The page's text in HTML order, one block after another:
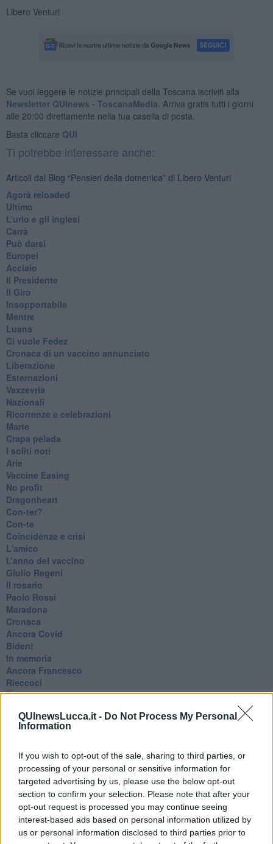
QUInewsLucca.it - Do Not Process My Personal
Information
If you wish to opt-out of the sale, sharing to third parties, or
processing of your personal or sensitive information for
targeted advertising by us, please use the below opt-out
section to confirm your selection. Please note that after your
opt-out request is processed you may continue seeing
interest-based ads based on personal information utilized by
us or personal information disclosed to third parties prior to
Libero Venturi
Se vuoi leggere le notizie principali della Toscana iscriviti alla
Newsletter QUInews - ToscanaMedia. Arriva gratis tutti i giorni
alle 20:00 direttamente nella tua casella di posta.
Basta cliccare QUI
Ti potrebbe interessare anche:
Articoli dal Blog “Pensieri della domenica” di Libero Venturi
​Agorà reloaded
Ultimo
​L’urlo e gli inglesi
Carrà
Può darsi
Europei
Acciaio
Il Presidente
​Il Giro
Insopportabile
​Mentre
Luana
​Ci vuole Fedez
​Cronaca di un vaccino annunciato
​Liberazione
Esternazioni
Vaxzevria
Nazionali
​Ricorrenze e celebrazioni
Marte
​Crapa pelada
​I soliti noti
Arie
​Vaccine Easing
No profit
Dragonheart
Con-ter?
​Con-te
Coincidenze e crisi
L'amico
​L’anno del vaccino
Giulio Regeni
​Il rosario
Paolo Rossi
Maradona
Cronaca
​Ancora Covid
​Biden!
In memoria
​Ancora Francesco
Rieccoci
Tenet
Suarez
​Il responso
Non lo so
Destino
Valdera
Commissari
L'orso
Grullaia
Spot
​Il grande vuoto